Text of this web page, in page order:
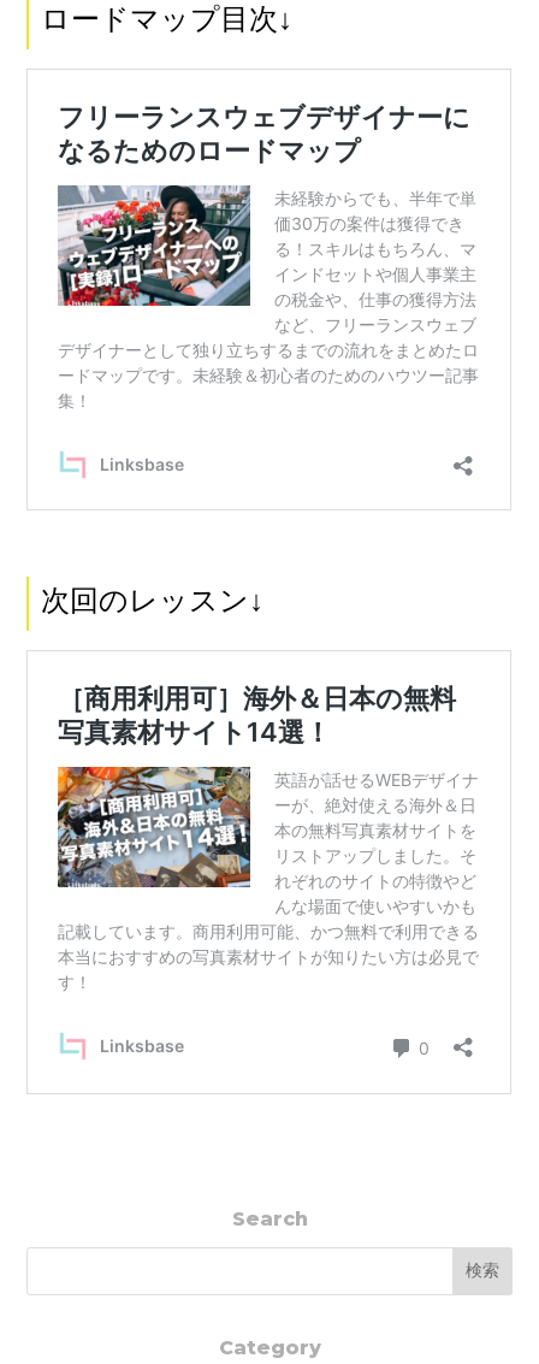
ロードマップ目次↓
次回のレッスン↓
Search
Category